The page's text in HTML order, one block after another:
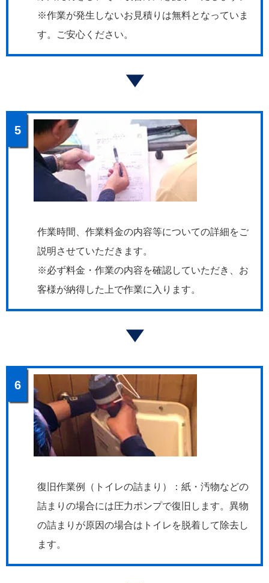
※作業が発生しないお見積りは無料となっていま
す。ご安心ください。
5
作業時間、作業料金の内容等についての詳細をご
説明させていただきます。
※必ず料金・作業の内容を確認していただき、お
客様が納得した上で作業に入ります。
6
復旧作業例（トイレの詰まり）：紙・汚物などの
詰まりの場合には圧力ポンプで復旧します。異物
の詰まりが原因の場合はトイレを脱着して除去し
ます。